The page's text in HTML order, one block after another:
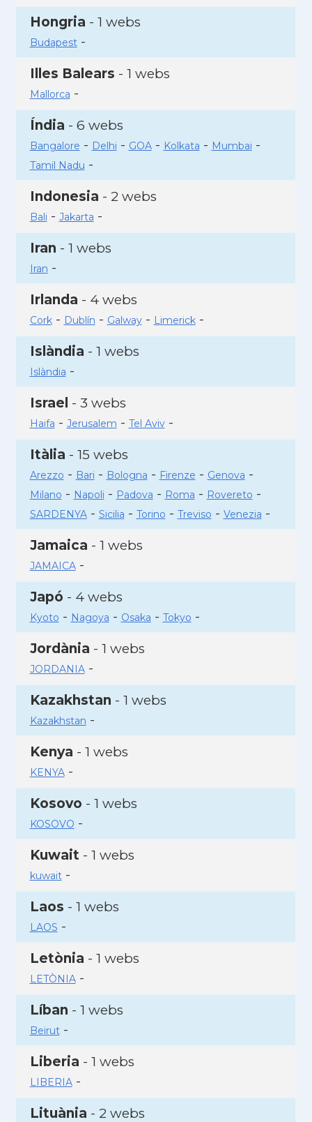
Hongria - 1 webs
Budapest-
Illes Balears - 1 webs
Mallorca -
Índia - 6 webs
Bangalore - Delhi - GOA- Kolkata - Mumbai -
Tamil Nadu -
Indonesia - 2 webs
Bali - Jakarta -
Iran - 1 webs
Iran -
Irlanda - 4 webs
Cork- Dublín - Galway- Limerick-
Islàndia - 1 webs
Islàndia -
Israel - 3 webs
Haifa - Jerusalem - Tel Aviv-
Itàlia - 15 webs
Arezzo - Bari - Bologna - Firenze - Genova -
Milano - Napoli - Padova - Roma - Rovereto -
SARDENYA- Sicilia - Torino - Treviso - Venezia -
Jamaica - 1 webs
JAMAICA-
Japó - 4 webs
Kyoto - Nagoya - Osaka - Tokyo -
Jordània - 1 webs
JORDANIA-
Kazakhstan - 1 webs
Kazakhstan -
Kenya - 1 webs
KENYA-
Kosovo - 1 webs
KOSOVO -
Kuwait - 1 webs
kuwait-
Laos - 1 webs
LAOS -
Letònia - 1 webs
LETÒNIA-
Líban - 1 webs
Beirut-
Liberia - 1 webs
LIBERIA-
Lituània - 2 webs